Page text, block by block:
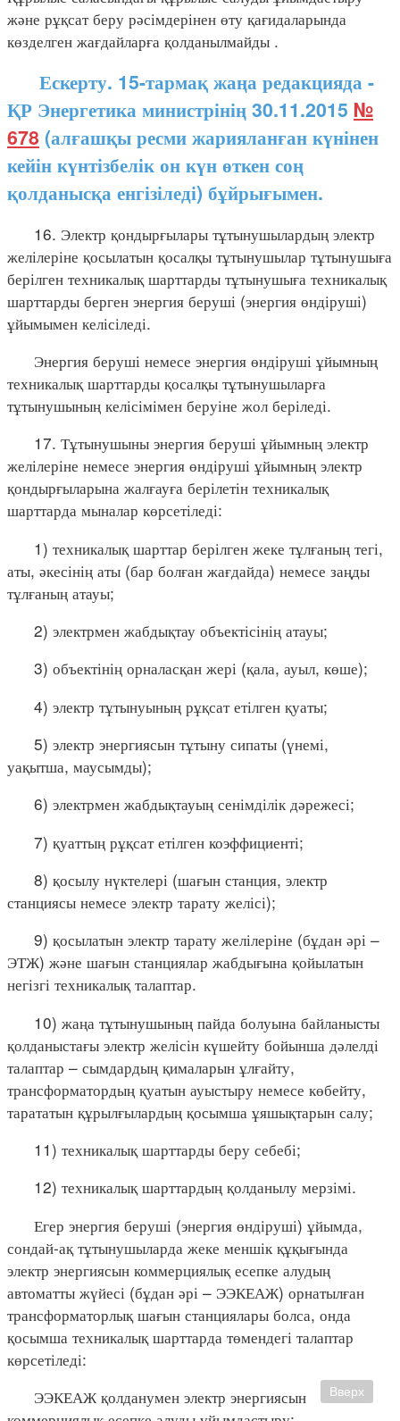
және рұқсат беру рәсімдерінен өту қағидаларында
көзделген жағдайларға қолданылмайды .
Ескерту. 15-тармақ жаңа редакцияда -
ҚР Энергетика министрінің 30.11.2015 №
678 (алғашқы ресми жарияланған күнінен
кейін күнтізбелік он күн өткен соң
қолданысқа енгізіледі) бұйрығымен.
16. Электр қондырғылары тұтынушылардың электр
желілеріне қосылатын қосалқы тұтынушылар тұтынушыға
берілген техникалық шарттарды тұтынушыға техникалық
шарттарды берген энергия беруші (энергия өндіруші)
ұйымымен келісіледі.
Энергия беруші немесе энергия өндіруші ұйымның
техникалық шарттарды қосалқы тұтынушыларға
тұтынушының келісімімен беруіне жол беріледі.
17. Тұтынушыны энергия беруші ұйымның электр
желілеріне немесе энергия өндіруші ұйымның электр
қондырғыларына жалғауға берілетін техникалық
шарттарда мыналар көрсетіледі:
1) техникалық шарттар берілген жеке тұлғаның тегі,
аты, әкесінің аты (бар болған жағдайда) немесе заңды
тұлғаның атауы;
2) электрмен жабдықтау объектісінің атауы;
3) объектінің орналасқан жері (қала, ауыл, көше);
4) электр тұтынуының рұқсат етілген қуаты;
5) электр энергиясын тұтыну сипаты (үнемі,
уақытша, маусымды);
6) электрмен жабдықтауың сенімділік дәрежесі;
7) қуаттың рұқсат етілген коэффициенті;
8) қосылу нүктелері (шағын станция, электр
станциясы немесе электр тарату желісі);
9) қосылатын электр тарату желілеріне (бұдан әрі –
ЭТЖ) және шағын станциялар жабдығына қойылатын
негізгі техникалық талаптар.
10) жаңа тұтынушының пайда болуына байланысты
қолданыстағы электр желісін күшейту бойынша дәлелді
талаптар – сымдардың қималарын ұлғайту,
трансформатордың қуатын ауыстыру немесе көбейту,
тарататын құрылғылардың қосымша ұяшықтарын салу;
11) техникалық шарттарды беру себебі;
12) техникалық шарттардың қолданылу мерзімі.
Егер энергия беруші (энергия өндіруші) ұйымда,
сондай-ақ тұтынушыларда жеке меншік құқығында
электр энергиясын коммерциялық есепке алудың
автоматты жүйесі (бұдан әрі – ЭЭКЕАЖ) орнатылған
трансформаторлық шағын станциялары болса, онда
қосымша техникалық шарттарда төмендегі талаптар
көрсетіледі:
ЭЭКЕАЖ қолданумен электр энергиясын
Вверх